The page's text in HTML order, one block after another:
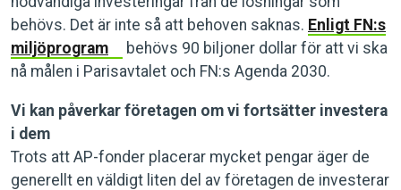
behövs. Det är inte så att behoven saknas. Enligt FN:s
miljöprogram
behövs 90 biljoner dollar för att vi ska
nå målen i Parisavtalet och FN:s Agenda 2030.
Vi kan påverkar företagen om vi fortsätter investera
i dem
Trots att AP-fonder placerar mycket pengar äger de
generellt en väldigt liten del av företagen de investerar